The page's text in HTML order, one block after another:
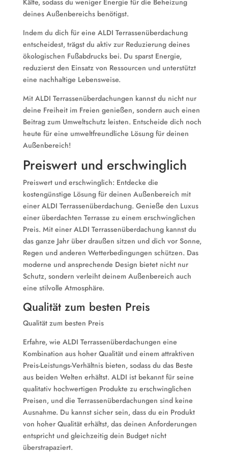
Kälte, sodass du weniger Energie für die Beheizung
deines Außenbereichs benötigst.
Indem du dich für eine ALDI Terrassenüberdachung
entscheidest, trägst du aktiv zur Reduzierung deines
ökologischen Fußabdrucks bei. Du sparst Energie,
reduzierst den Einsatz von Ressourcen und unterstützt
eine nachhaltige Lebensweise.
Mit ALDI Terrassenüberdachungen kannst du nicht nur
deine Freiheit im Freien genießen, sondern auch einen
Beitrag zum Umweltschutz leisten. Entscheide dich noch
heute für eine umweltfreundliche Lösung für deinen
Außenbereich!
Preiswert und erschwinglich
Preiswert und erschwinglich: Entdecke die
kostengünstige Lösung für deinen Außenbereich mit
einer ALDI Terrassenüberdachung. Genieße den Luxus
einer überdachten Terrasse zu einem erschwinglichen
Preis. Mit einer ALDI Terrassenüberdachung kannst du
das ganze Jahr über draußen sitzen und dich vor Sonne,
Regen und anderen Wetterbedingungen schützen. Das
moderne und ansprechende Design bietet nicht nur
Schutz, sondern verleiht deinem Außenbereich auch
eine stilvolle Atmosphäre.
Qualität zum besten Preis
Qualität zum besten Preis
Erfahre, wie ALDI Terrassenüberdachungen eine
Kombination aus hoher Qualität und einem attraktiven
Preis-Leistungs-Verhältnis bieten, sodass du das Beste
aus beiden Welten erhältst. ALDI ist bekannt für seine
qualitativ hochwertigen Produkte zu erschwinglichen
Preisen, und die Terrassenüberdachungen sind keine
Ausnahme. Du kannst sicher sein, dass du ein Produkt
von hoher Qualität erhältst, das deinen Anforderungen
entspricht und gleichzeitig dein Budget nicht
überstrapaziert.